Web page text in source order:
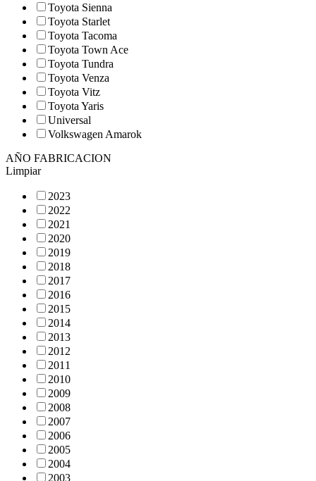
Toyota Sienna
Toyota Starlet
Toyota Tacoma
Toyota Town Ace
Toyota Tundra
Toyota Venza
Toyota Vitz
Toyota Yaris
Universal
Volkswagen Amarok
AÑO FABRICACION
Limpiar
2023
2022
2021
2020
2019
2018
2017
2016
2015
2014
2013
2012
2011
2010
2009
2008
2007
2006
2005
2004
2003